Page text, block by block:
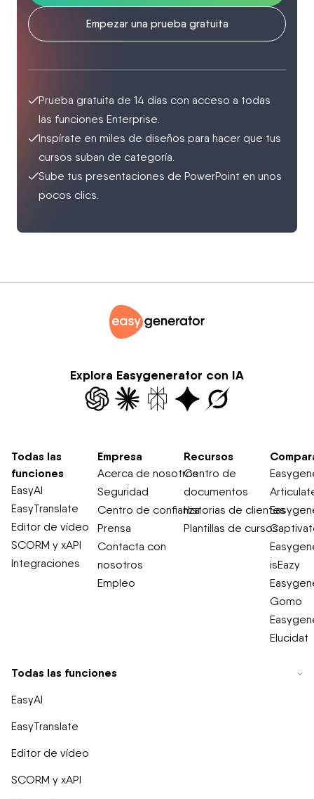
Empezar una prueba gratuita
Prueba gratuita de 14 días con acceso a todas
las funciones Enterprise.
Inspírate en miles de diseños para hacer que tus
cursos suban de categoría.
Sube tus presentaciones de PowerPoint en unos
pocos clics.
Explora Easygenerator con IA
Todas las
funciones
EasyAI
EasyTranslate
Editor de vídeo
SCORM y xAPI
Integraciones
Empresa
Acerca de nosotros
Seguridad
Centro de confianza
Prensa
Contacta con
nosotros
Empleo
Recursos
Centro de
documentos
Historias de clientes
Plantillas de cursos
isEazy
Gomo
Elucidat
Todas las funciones
EasyAI
EasyTranslate
Editor de vídeo
SCORM y xAPI